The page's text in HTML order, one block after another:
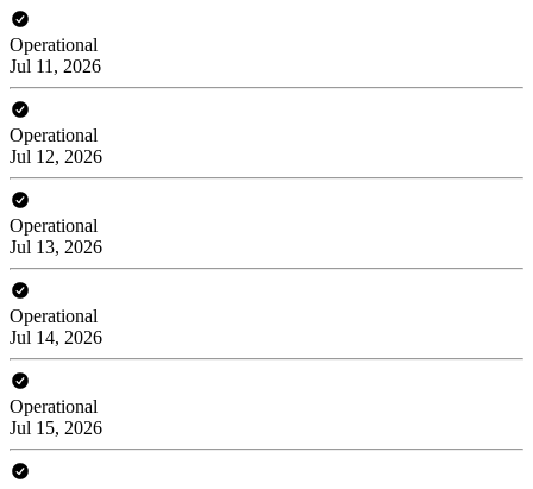
Operational
Jul 11, 2026
Operational
Jul 12, 2026
Operational
Jul 13, 2026
Operational
Jul 14, 2026
Operational
Jul 15, 2026